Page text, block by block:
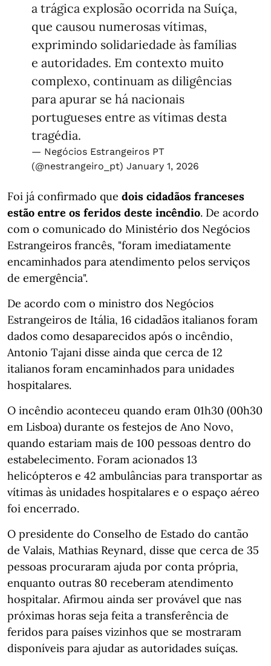
a trágica explosão ocorrida na Suíça,
que causou numerosas vítimas,
exprimindo solidariedade às famílias
e autoridades. Em contexto muito
complexo, continuam as diligências
para apurar se há nacionais
portugueses entre as vítimas desta
tragédia.
— Negócios Estrangeiros PT
(@nestrangeiro_pt) January 1, 2026
Foi já confirmado que dois cidadãos franceses
estão entre os feridos deste incêndio. De acordo
com o comunicado do Ministério dos Negócios
Estrangeiros francês, "foram imediatamente
encaminhados para atendimento pelos serviços
de emergência".
De acordo com o ministro dos Negócios
Estrangeiros de Itália, 16 cidadãos italianos foram
dados como desaparecidos após o incêndio,
Antonio Tajani disse ainda que cerca de 12
italianos foram encaminhados para unidades
hospitalares.
O incêndio aconteceu quando eram 01h30 (00h30
em Lisboa) durante os festejos de Ano Novo,
quando estariam mais de 100 pessoas dentro do
estabelecimento. Foram acionados 13
helicópteros e 42 ambulâncias para transportar as
vítimas às unidades hospitalares e o espaço aéreo
foi encerrado.
O presidente do Conselho de Estado do cantão
de Valais, Mathias Reynard, disse que cerca de 35
pessoas procuraram ajuda por conta própria,
enquanto outras 80 receberam atendimento
hospitalar. Afirmou ainda ser provável que nas
próximas horas seja feita a transferência de
feridos para países vizinhos que se mostraram
disponíveis para ajudar as autoridades suíças.